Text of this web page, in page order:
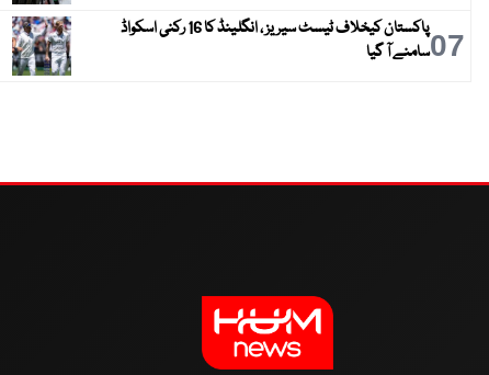
07
پاکستان کیخلاف ٹیسٹ سیریز ، انگلینڈ کا 16 رکنی اسکواڈ
سامنے آ گیا